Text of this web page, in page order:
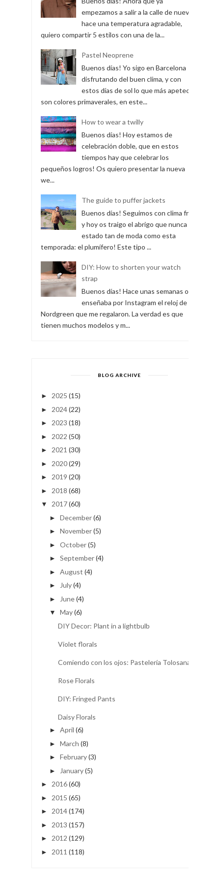
empezamos a salir a la calle de nuevo y
hace una temperatura agradable,
quiero compartir 5 estilos con una de la...
Pastel Neoprene
Buenos días! Yo sigo en Barcelona
disfrutando del buen clima, y con
estos días de sol lo que más apetece
son colores primaverales, en este...
How to wear a twilly
Buenos días! Hoy estamos de
celebración doble, que en estos
tiempos hay que celebrar los
pequeños logros! Os quiero presentar la nueva
we...
The guide to puffer jackets
Buenos días! Seguimos con clima frío
y hoy os traigo el abrigo que nunca ha
estado tan de moda como esta
temporada: el plumífero! Este tipo ...
DIY: How to shorten your watch
strap
Buenos días! Hace unas semanas os
enseñaba por Instagram el reloj de
Nordgreen que me regalaron. La verdad es que
tienen muchos modelos y m...
BLOG ARCHIVE
► 2025 (15)
► 2024(22)
► 2023 (18)
► 2022 (50)
► 2021 (30)
► 2020(29)
► 2019 (20)
► 2018 (68)
▼ 2017(60)
► December(6)
► November(5)
► October(5)
► September(4)
► August (4)
► July(4)
► June(4)
▼ May(6)
DIY Decor: Plant in a lightbulb
Violet florals
Comiendo con los ojos: Pastelería Tolosana
Rose Florals
DIY: Fringed Pants
Daisy Florals
► April (6)
► March (8)
► February(3)
► January(5)
► 2016(60)
► 2015 (65)
► 2014(174)
► 2013 (157)
► 2012 (129)
► 2011 (118)